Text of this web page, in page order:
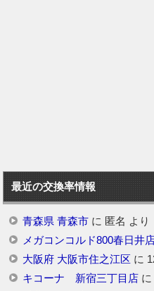
最近の交換率情報
青森県 青森市に 匿名 より
メガコンコルド800春日井
大阪府 大阪市住之江区 に
キコーナ 新宿三丁目店に